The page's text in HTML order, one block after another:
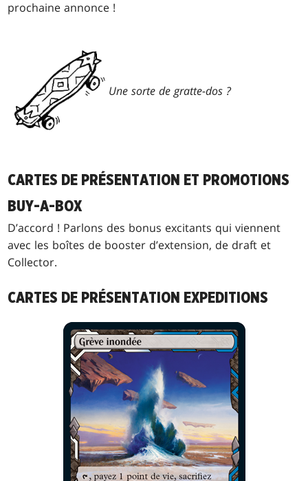
prochaine annonce !
Une sorte de gratte-dos ?
CARTES DE PRÉSENTATION ET PROMOTIONS
BUY-A-BOX
D’accord ! Parlons des bonus excitants qui viennent
avec les boîtes de booster d’extension, de draft et
Collector.
CARTES DE PRÉSENTATION EXPEDITIONS